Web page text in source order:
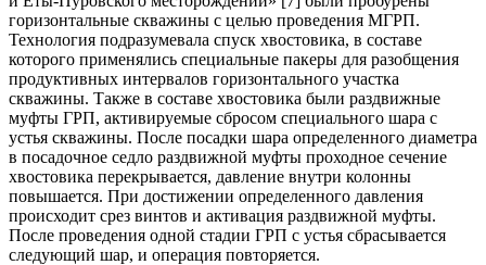
горизонтальные скважины с целью проведения МГРП.
Технология подразумевала спуск хвостовика, в составе
которого применялись специальные пакеры для разобщения
продуктивных интервалов горизонтального участка
скважины. Также в составе хвостовика были раздвижные
муфты ГРП, активируемые сбросом специального шара с
устья скважины. После посадки шара определенного диаметра
в посадочное седло раздвижной муфты проходное сечение
хвостовика перекрывается, давление внутри колонны
повышается. При достижении определенного давления
происходит срез винтов и активация раздвижной муфты.
После проведения одной стадии ГРП с устья сбрасывается
следующий шар, и операция повторяется.